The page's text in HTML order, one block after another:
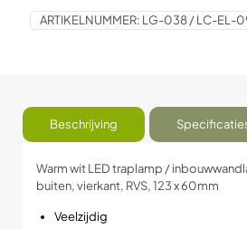
ARTIKELNUMMER: LG-038 / LC-EL-
Beschrijving
Warm wit LED traplamp /
buiten, vierkant, RVS, 123 x 60mm
Veelzijdig